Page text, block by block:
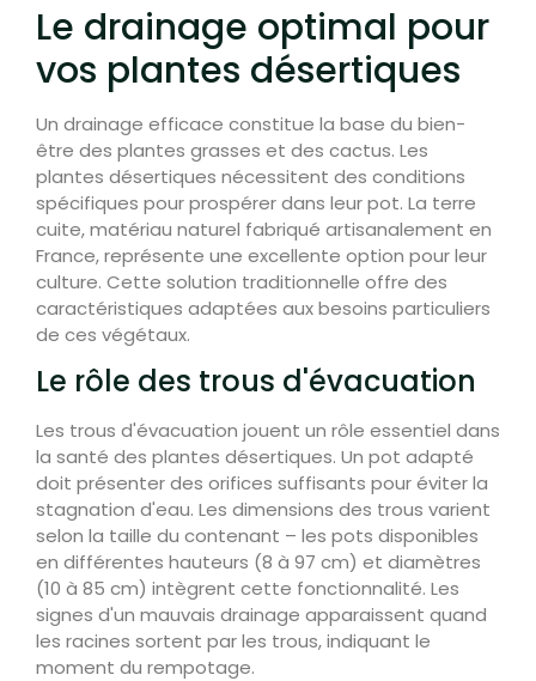
Le drainage optimal pour
vos plantes désertiques
Un drainage efficace constitue la base du bien-
être des plantes grasses et des cactus. Les
plantes désertiques nécessitent des conditions
spécifiques pour prospérer dans leur pot. La terre
cuite, matériau naturel fabriqué artisanalement en
France, représente une excellente option pour leur
culture. Cette solution traditionnelle offre des
caractéristiques adaptées aux besoins particuliers
de ces végétaux.
Le rôle des trous d'évacuation
Les trous d'évacuation jouent un rôle essentiel dans
la santé des plantes désertiques. Un pot adapté
doit présenter des orifices suffisants pour éviter la
stagnation d'eau. Les dimensions des trous varient
selon la taille du contenant – les pots disponibles
en différentes hauteurs (8 à 97 cm) et diamètres
(10 à 85 cm) intègrent cette fonctionnalité. Les
signes d'un mauvais drainage apparaissent quand
les racines sortent par les trous, indiquant le
moment du rempotage.